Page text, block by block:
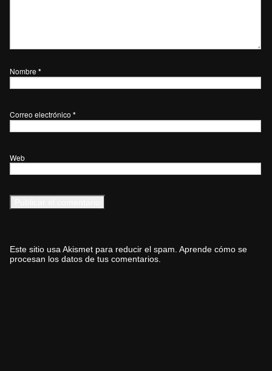
Nombre *
Correo electrónico *
Web
Este sitio usa Akismet para reducir el spam. Aprende cómo se
procesan los datos de tus comentarios.